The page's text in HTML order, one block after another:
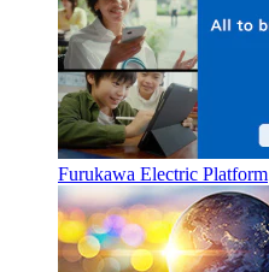
Furukawa Electric Platform